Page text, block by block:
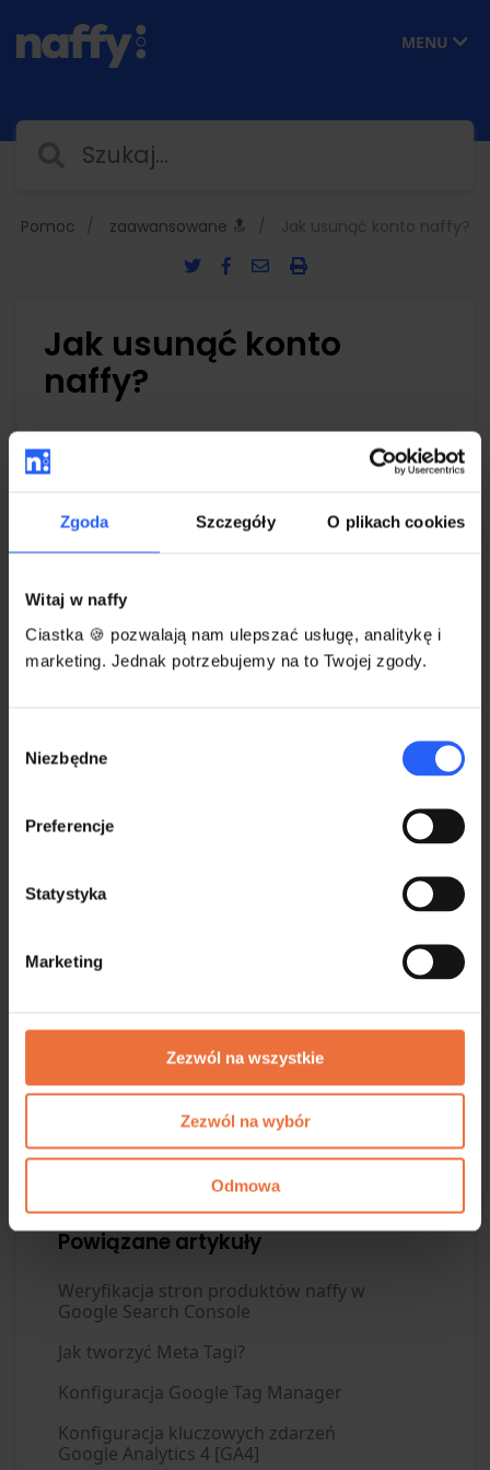
Zgoda Szczegóły O plikach cookies
Witaj w naffy
Ciastka 🍪 pozwalają nam ulepszać usługę, analitykę i
marketing. Jednak potrzebujemy na to Twojej zgody.
zgody
Niezbędne
Preferencje
Statystyka
Marketing
Zezwól na wszystkie
Zezwól na wybór
Odmowa
MENU
Pomoc zaawansowane 🔝 Jak usunąć konto naffy?
Jak usunąć konto
naffy?
Aby usunąć konto naffy należy przejść
do ustawień i zakładki
"Zaawansowane".
dowolnym momencie. Wystarczy przejść do
ustawień i zakładki "Zaawansowane". Jednak
pamiętaj, że konto naffy jest bezpłatne, jego
Ci się przy kolejnych sprzedażach produktów.
Zaktualizowano7 miesięcy temu
Powiązane artykuły
Weryfikacja stron produktów naffy w
Google Search Console
Jak tworzyć Meta Tagi?
Konfiguracja Google Tag Manager
Konfiguracja kluczowych zdarzeń
Google Analytics 4 [GA4]